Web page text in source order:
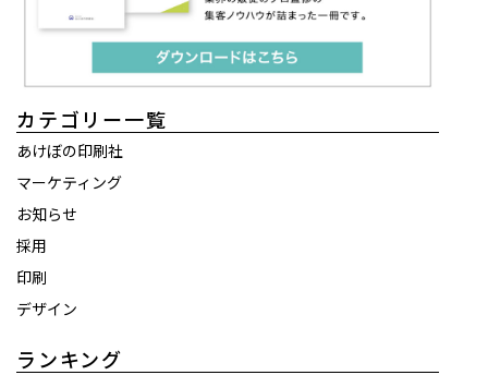
カテゴリー一覧
あけぼの印刷社
マーケティング
お知らせ
採用
印刷
デザイン
ランキング